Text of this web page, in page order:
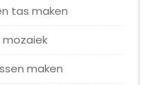
tas maken
mozaiek
maken